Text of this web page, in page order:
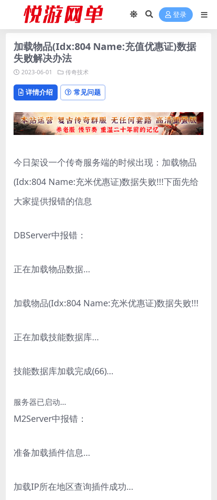
登录
加载物品(Idx:804 Name:充值优惠证)数据
失败解决办法
2023-06-01 传奇技术
详情介绍 常见问题
今日架设一个传奇服务端的时候出现：加载物品
(Idx:804 Name:充米优惠证)数据失败!!!下面先给
大家提供报错的信息
DBServer中报错：
正在加载物品数据…
加载物品(Idx:804 Name:充米优惠证)数据失败!!!
正在加载技能数据库…
技能数据库加载完成(66)…
服务器已启动…
M2Server中报错：
准备加载插件信息…
加载IP所在地区查询插件成功…